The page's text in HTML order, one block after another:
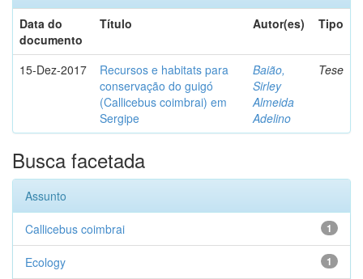
Data do
documento
Título Autor(es) Tipo
15-Dez-2017
Recursos e habitats para
conservação do guigó
(Callicebus coimbrai) em
Sergipe
Baião,
Sirley
Almeida
Adelino
Tese
Busca facetada
Assunto
1
Callicebus coimbrai
1
Ecology